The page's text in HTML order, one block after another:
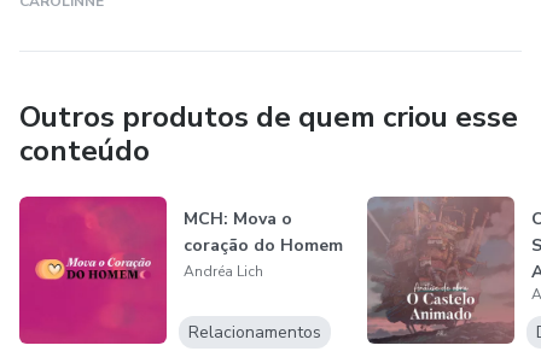
Outros produtos de quem criou esse
conteúdo
MCH: Mova o
coração do Homem
Andréa Lich
Relacionamentos